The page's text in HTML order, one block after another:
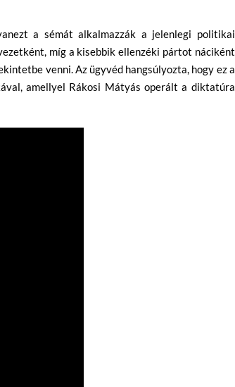
a sémát alkalmazzák a jelenlegi politikai
míg a kisebbik ellenzéki pártot náciként
venni. Az ügyvéd hangsúlyozta, hogy ez a
amellyel Rákosi Mátyás operált a diktatúra